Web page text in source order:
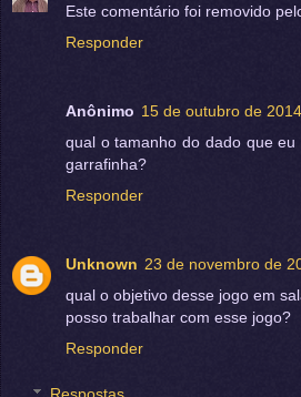
Este comentário foi removido
Responder
Anônimo 15 de outubro de
qual o tamanho do dado que
garrafinha?
Responder
Unknown 23 de novembro de
qual o objetivo desse jogo em
posso trabalhar com esse jogo?
Responder